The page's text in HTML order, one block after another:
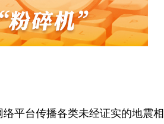
平台传播各类未经证实的地震